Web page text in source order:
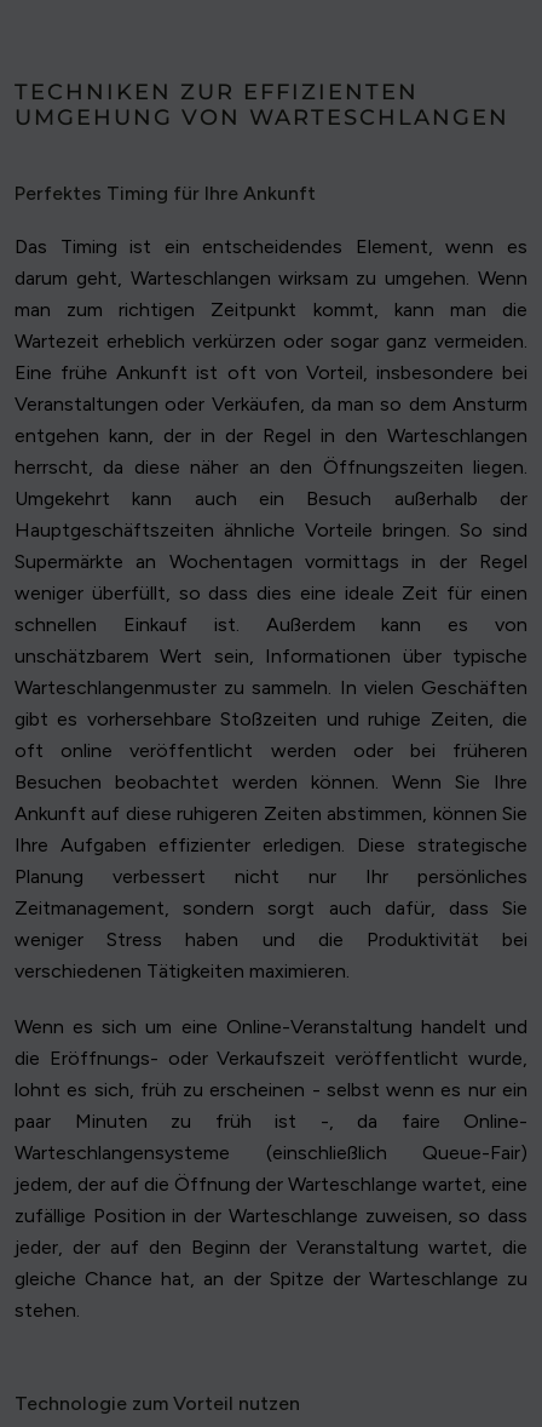
TECHNIKEN ZUR EFFIZIENTEN
UMGEHUNG VON WARTESCHLANGEN
Perfektes Timing für Ihre Ankunft
Das Timing ist ein entscheidendes Element, wenn es
darum geht, Warteschlangen wirksam zu umgehen. Wenn
man zum richtigen Zeitpunkt kommt, kann man die
Wartezeit erheblich verkürzen oder sogar ganz vermeiden.
Eine frühe Ankunft ist oft von Vorteil, insbesondere bei
Veranstaltungen oder Verkäufen, da man so dem Ansturm
entgehen kann, der in der Regel in den Warteschlangen
herrscht, da diese näher an den Öffnungszeiten liegen.
Umgekehrt kann auch ein Besuch außerhalb der
Hauptgeschäftszeiten ähnliche Vorteile bringen. So sind
Supermärkte an Wochentagen vormittags in der Regel
weniger überfüllt, so dass dies eine ideale Zeit für einen
schnellen Einkauf ist. Außerdem kann es von
unschätzbarem Wert sein, Informationen über typische
Warteschlangenmuster zu sammeln. In vielen Geschäften
gibt es vorhersehbare Stoßzeiten und ruhige Zeiten, die
oft online veröffentlicht werden oder bei früheren
Besuchen beobachtet werden können. Wenn Sie Ihre
Ankunft auf diese ruhigeren Zeiten abstimmen, können Sie
Ihre Aufgaben effizienter erledigen. Diese strategische
Planung verbessert nicht nur Ihr persönliches
Zeitmanagement, sondern sorgt auch dafür, dass Sie
weniger Stress haben und die Produktivität bei
verschiedenen Tätigkeiten maximieren.
Wenn es sich um eine Online-Veranstaltung handelt und
die Eröffnungs- oder Verkaufszeit veröffentlicht wurde,
lohnt es sich, früh zu erscheinen - selbst wenn es nur ein
paar Minuten zu früh ist -, da faire Online-
Warteschlangensysteme (einschließlich Queue-Fair)
jedem, der auf die Öffnung der Warteschlange wartet, eine
zufällige Position in der Warteschlange zuweisen, so dass
jeder, der auf den Beginn der Veranstaltung wartet, die
gleiche Chance hat, an der Spitze der Warteschlange zu
stehen.
Technologie zum Vorteil nutzen